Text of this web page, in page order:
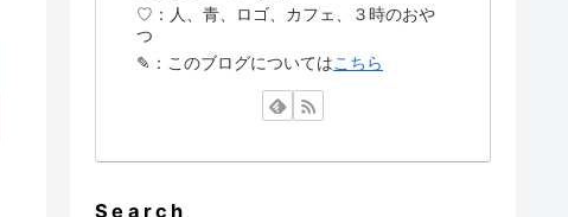
♡：人、青、ロゴ、カフェ、３時のおや
つ
✎：このブログについてはこちら
Search